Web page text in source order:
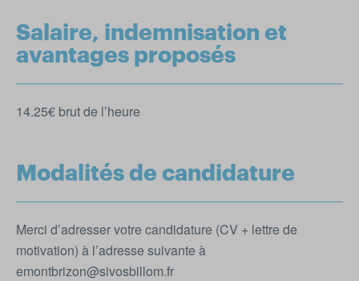
Salaire, indemnisation et
avantages proposés
14.25€ brut de l’heure
Modalités de candidature
Merci d’adresser votre candidature (CV + lettre de
motivation) à l’adresse suivante à
emontbrizon@sivosbillom.fr